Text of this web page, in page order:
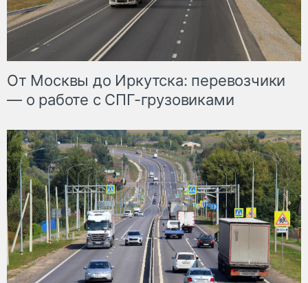
От Москвы до Иркутска: перевозчики
— о работе с СПГ-грузовиками